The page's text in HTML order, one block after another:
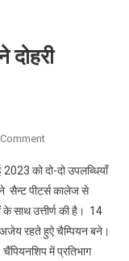
दोहरी
On
खिलाड़ी
पार्थ
भटनागर
ने
दोहरी
को दो-दो उपलब्धियाँ
ने सैन्ट पीटर्स कालेज से
साथ उत्तीर्ण की है। 14
रहते हुऐ चैम्पियन बने।
में प्रतिभाग